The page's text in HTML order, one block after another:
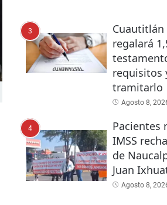
3
Cuautitlán
regalará
requisitos
tramitarlo
Agosto 8,
4
Pacientes
IMSS
de
Juan
Agosto 8,